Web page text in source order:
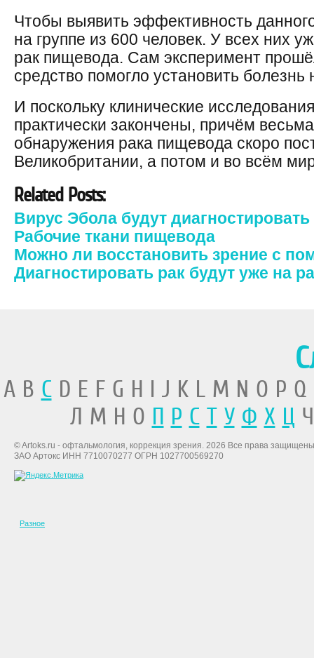
Чтобы выявить эффективность
на группе из 600 человек. У всех них
рак пищевода. Сам эксперимент
средство помогло установить болезнь
И поскольку клинические
практически закончены, причём
обнаружения рака пищевода скоро
Великобритании, а потом и во всём
Related Posts:
Вирус Эбола будут диагностировать
Рабочие ткани пищевода
Можно ли восстановить зрение с
Диагностировать рак будут уже на
A B CD E F G H I J K L M N O P
Л М Н О П Р С Т У Ф Х Ц
© Artoks.ru - офтальмология, коррекция зрения. 2026 Все права
ЗАО Артокс ИНН 7710070277 ОГРН 1027700569270
Разное